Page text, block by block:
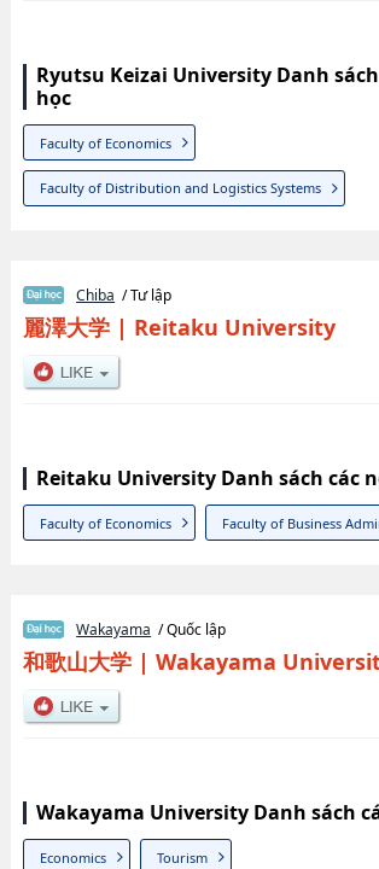
Ryutsu Keizai University Danh
học
Faculty of Economics
Faculty of Distribution and Logistics Systems
Chiba / Tư lập
麗澤大学| Reitaku University
Reitaku University Danh sách các
Faculty of Economics Faculty of Business
Wakayama / Quốc lập
和歌山大学| Wakayama
Wakayama University Danh sách
Economics Tourism